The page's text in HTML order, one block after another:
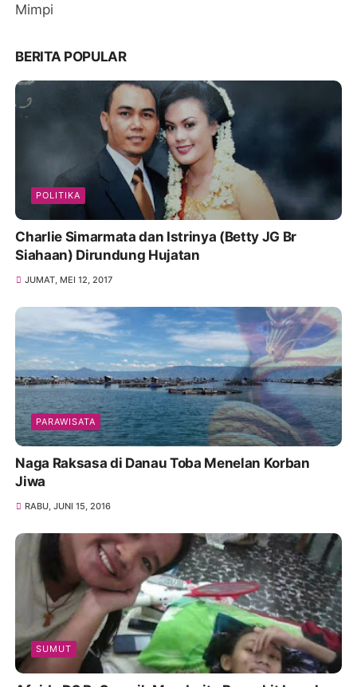
Mimpi
BERITA POPULAR
POLITIKA
Charlie Simarmata dan Istrinya (Betty JG Br
Siahaan) Dirundung Hujatan
JUMAT, MEI 12, 2017
PARAWISATA
Naga Raksasa di Danau Toba Menelan Korban
Jiwa
RABU, JUNI 15, 2016
SUMUT